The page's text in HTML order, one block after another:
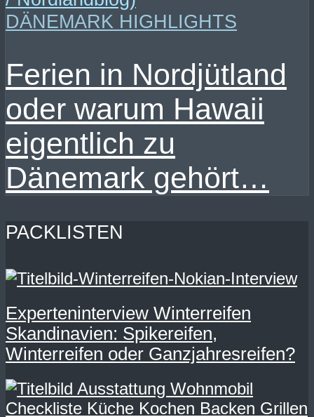
DÄNEMARK HIGHLIGHTS
Ferien in Nordjütland
oder warum Hawaii
eigentlich zu
Dänemark gehört…
PACKLISTEN
Experteninterview Winterreifen
Skandinavien: Spikereifen,
Winterreifen oder Ganzjahresreifen?